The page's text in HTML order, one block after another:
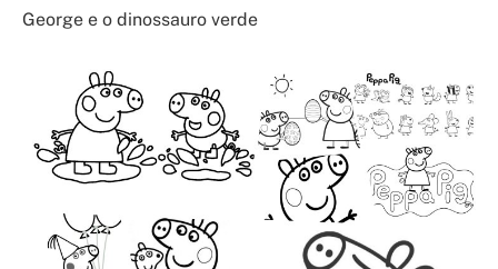
George e o dinossauro verde